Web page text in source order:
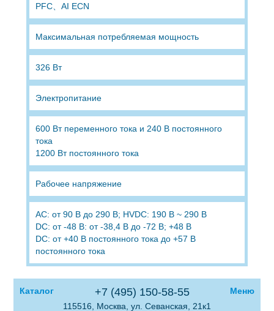
PFC、AI ECN
Максимальная потребляемая мощность
326 Вт
Электропитание
600 Вт переменного тока и 240 В постоянного
тока
1200 Вт постоянного тока
Рабочее напряжение
AC: от 90 В до 290 В; HVDC: 190 В ~ 290 В
DC: от -48 В: от -38,4 В до -72 В; +48 В
DC: от +40 В постоянного тока до +57 В
постоянного тока
Каталог +7 (495) 150-58-55
Меню
115516, Москва, ул. Севанская, 21к1